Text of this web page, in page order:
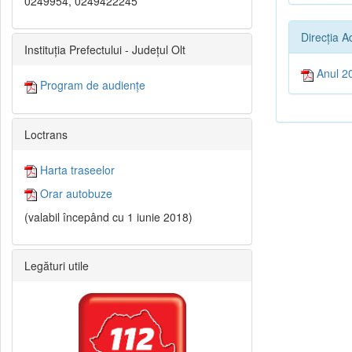
Direcția
Anul
Instituția Prefectului - Județul Olt
Program de audiențe
Loctrans
Harta traseelor
Orar autobuze
(valabil începând cu 1 iunie 2018)
Legături utile